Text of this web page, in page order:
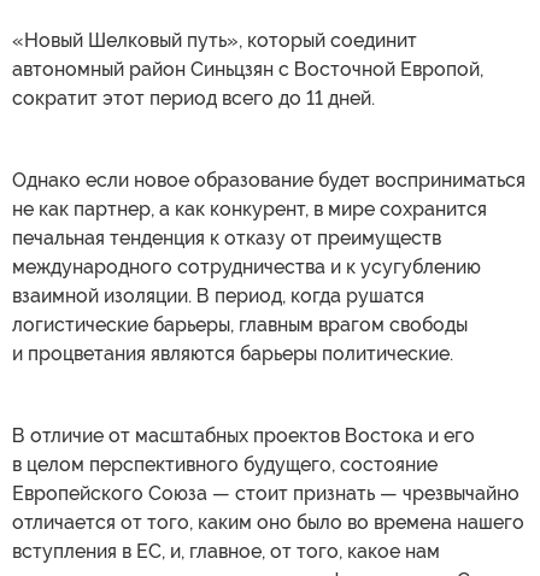
«Новый Шелковый путь», который соединит
автономный район Синьцзян с Восточной Европой,
сократит этот период всего до 11 дней.
Однако если новое образование будет восприниматься
не как партнер, а как конкурент, в мире сохранится
печальная тенденция к отказу от преимуществ
международного сотрудничества и к усугублению
взаимной изоляции. В период, когда рушатся
логистические барьеры, главным врагом свободы
и процветания являются барьеры политические.
В отличие от масштабных проектов Востока и его
в целом перспективного будущего, состояние
Европейского Союза — стоит признать — чрезвычайно
отличается от того, каким оно было во времена нашего
вступления в ЕС, и, главное, от того, какое нам